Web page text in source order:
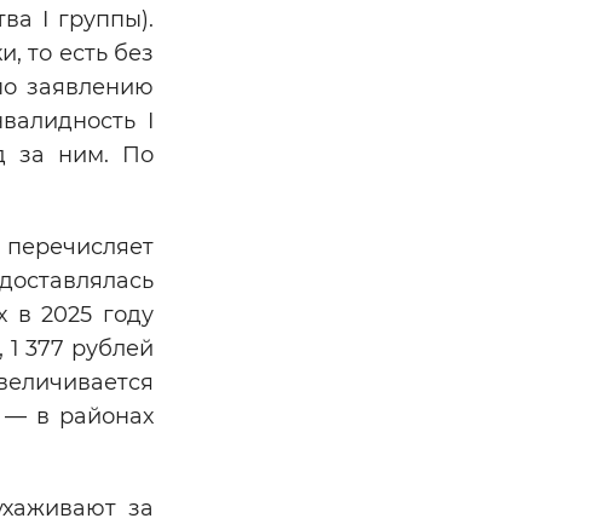
I группы).
то есть без
заявлению
I
за ним. По
в 2025 году
377 рублей
— в районах
за